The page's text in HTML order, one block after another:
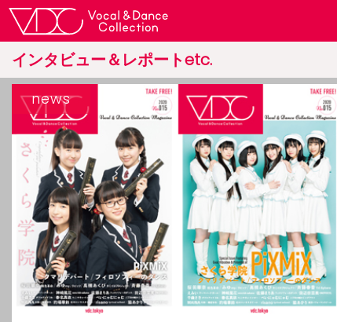
インタビュー＆レポートetc.
news